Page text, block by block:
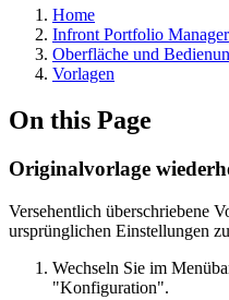
Home
Infront Portfolio Manager
Oberfläche und
Vorlagen
On this Page
Originalvorlage
Versehentlich überschriebene
ursprünglichen Einstellungen
Wechseln Sie im
"Konfiguration".